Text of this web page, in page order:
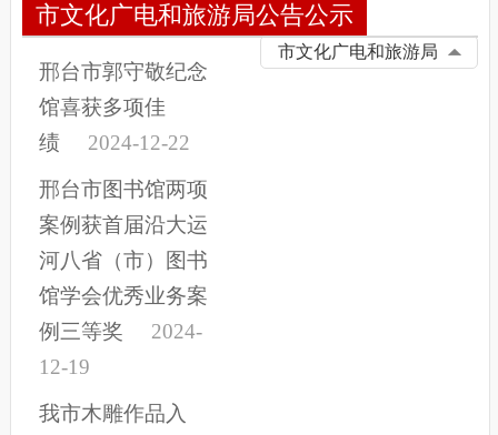
市文化广电和旅游局公告公示
市文化广电和旅游局
邢台市郭守敬纪念
馆喜获多项佳
绩
2024-12-22
邢台市图书馆两项
案例获首届沿大运
河八省（市）图书
馆学会优秀业务案
例三等奖
2024-
12-19
我市木雕作品入